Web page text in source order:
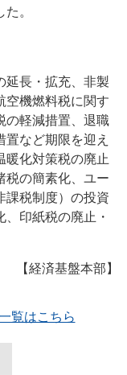
。
延長・拡充、非製
空機燃料税に関す
の軽減措置、退職
など期限を迎え
暖化対策税の廃止
税の簡素化、ユー
課税制度）の投資
印紙税の廃止・
【経済基盤本部】
覧はこちら